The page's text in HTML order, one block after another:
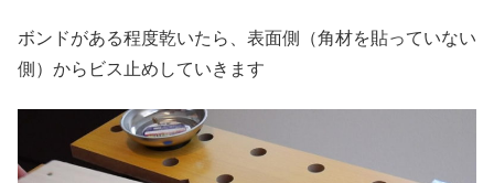
ボンドがある程度乾いたら、表面側（角材を貼っていない
側）からビス止めしていきます